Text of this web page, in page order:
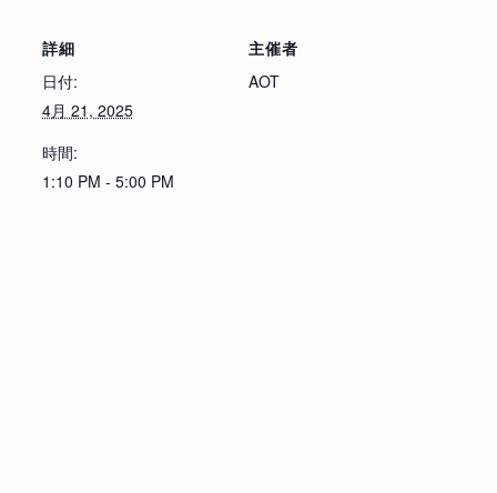
詳細
日付:
4月 21, 2025
時間:
1:10 PM - 5:00 PM
主催者
AOT